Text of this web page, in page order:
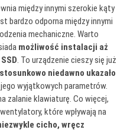
między innymi szerokie kąty
bardzo odporna między innymi
mechaniczne. Warto
możliwość instalacji aż
. To urządzenie cieszy się już
niedawno ukazało
wyjątkowych parametrów.
zalanie klawiaturę. Co więcej,
które wpływają na
cicho, wręcz